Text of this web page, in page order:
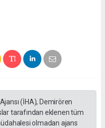
(İHA), Demirören
tarafından eklenen tüm
olmadan ajans